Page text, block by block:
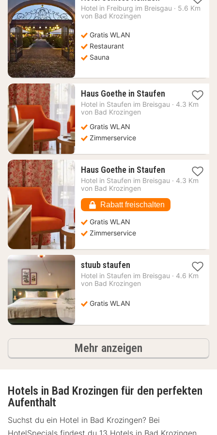
Nacht
ab
Hotel in Freiburg im Breisgau · 5.6 Km
von Bad Krozingen
Gratis WLAN
Restaurant
Sauna
Haus Goethe in Staufen1
Nacht
Hotel in Staufen im Breisgau · 4.3 Km
von Bad Krozingen
Gratis WLAN
Zimmerservice
Haus Goethe in Staufen1
Nacht
Hotel in Staufen im Breisgau · 4.3 Km
von Bad Krozingen
Rabatt freischalten
Gratis WLAN
Zimmerservice
stuub staufen1
Nacht
ab
95,89
€
Hotel in Staufen im Breisgau · 4.6 Km
von Bad Krozingen
Gratis WLAN
Mehr anzeigen
Hotels in Bad Krozingen für den perfekten
Aufenthalt
Suchst du ein Hotel in Bad Krozingen? Bei